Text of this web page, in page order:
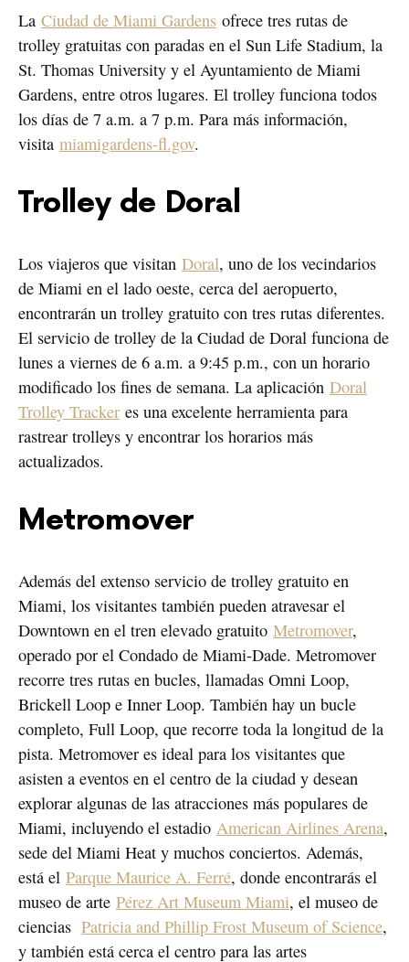
La Ciudad de Miami Gardens ofrece tres rutas de
trolley gratuitas con paradas en el Sun Life Stadium, la
St. Thomas University y el Ayuntamiento de Miami
Gardens, entre otros lugares. El trolley funciona todos
los días de 7 a.m. a 7 p.m. Para más información,
visita miamigardens-fl.gov.
Trolley de Doral
Los viajeros que visitan Doral, uno de los vecindarios
de Miami en el lado oeste, cerca del aeropuerto,
encontrarán un trolley gratuito con tres rutas diferentes.
El servicio de trolley de la Ciudad de Doral funciona de
lunes a viernes de 6 a.m. a 9:45 p.m., con un horario
modificado los fines de semana. La aplicación Doral
Trolley Tracker es una excelente herramienta para
rastrear trolleys y encontrar los horarios más
actualizados.
Metromover
Además del extenso servicio de trolley gratuito en
Miami, los visitantes también pueden atravesar el
Downtown en el tren elevado gratuito Metromover,
operado por el Condado de Miami-Dade. Metromover
recorre tres rutas en bucles, llamadas Omni Loop,
Brickell Loop e Inner Loop. También hay un bucle
completo, Full Loop, que recorre toda la longitud de la
pista. Metromover es ideal para los visitantes que
asisten a eventos en el centro de la ciudad y desean
explorar algunas de las atracciones más populares de
Miami, incluyendo el estadio American Airlines Arena,
sede del Miami Heat y muchos conciertos. Además,
está el Parque Maurice A. Ferré, donde encontrarás el
museo de arte Pérez Art Museum Miami, el museo de
ciencias Patricia and Phillip Frost Museum of Science,
y también está cerca el centro para las artes